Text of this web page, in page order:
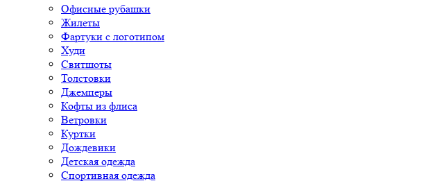
Офисные рубашки
Жилеты
Фартуки с логотипом
Худи
Свитшоты
Толстовки
Джемперы
Кофты из флиса
Ветровки
Куртки
Дождевики
Детская одежда
Спортивная одежда